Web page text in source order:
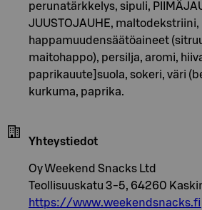
perunatärkkelys, sipuli,
JUUSTOJAUHE, maltodekstriini,
happamuudensäätöaineet
maitohappo), persilja, aromi,
paprikauute]suola, sokeri, väri
kurkuma, paprika.
Yhteystiedot
Oy Weekend Snacks Ltd
Teollisuuskatu 3-5, 64260
https://www.weekendsnacks.fi